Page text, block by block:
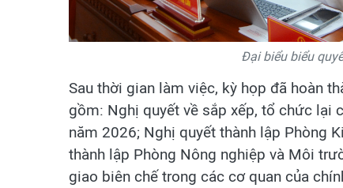
Đại biểu biểu
Sau thời gian làm việc, kỳ họp đã hoàn
gồm: Nghị quyết về sắp xếp, tổ chức lại
năm 2026; Nghị quyết thành lập Phòng
thành lập Phòng Nông nghiệp và Môi
giao biên chế trong các cơ quan của